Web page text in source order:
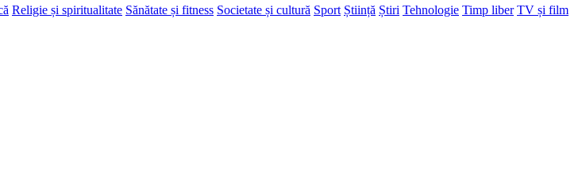
Religie și spiritualitate Sănătate și fitness Societate și cultură Sport Știință Știri Tehnologie Timp liber TV și film